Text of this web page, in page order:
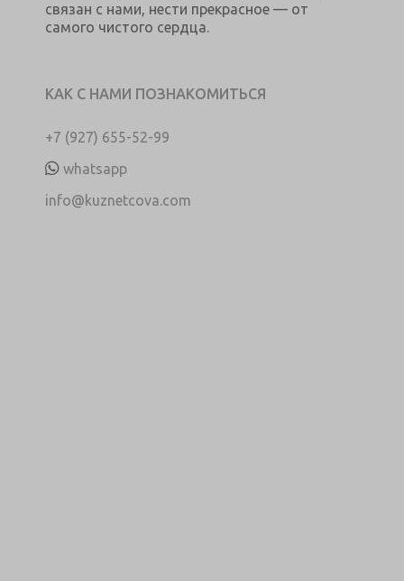
связан с нами, нести прекрасное — от
самого чистого сердца.
КАК С НАМИ ПОЗНАКОМИТЬСЯ
+7 (927) 655-52-99
whatsapp
info@kuznetcova.com